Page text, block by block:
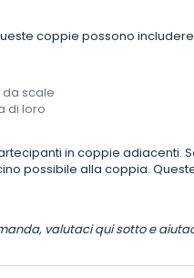
coppie possono
scale
di loro
in coppie adiacenti.
possibile alla coppia.
valutaci qui sotto e